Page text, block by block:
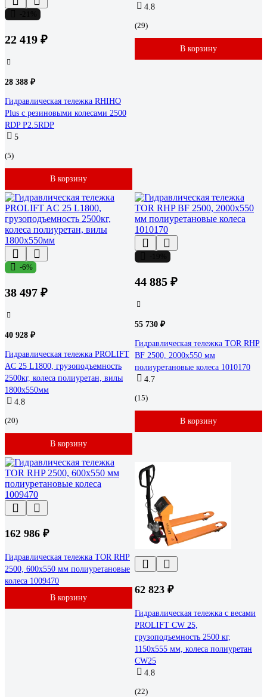
22 419 ₽
28 388 ₽
Гидравлическая тележка RHIHO
Plus с резиновыми колесами 2500
RDP P2.5RDP
5
(5)
В корзину
4.8
(29)
В корзину
-6%
38 497 ₽
40 928 ₽
Гидравлическая тележка PROLIFT
AC 25 L1800, грузоподъемность
2500кг, колеса полиуретан, вилы
1800x550мм
4.8
(20)
В корзину
44 885 ₽
55 730 ₽
Гидравлическая тележка TOR RHP
BF 2500, 2000х550 мм
полиуретановые колеса 1010170
4.7
(15)
В корзину
162 986 ₽
Гидравлическая тележка TOR RHP
2500, 600x550 мм полиуретановые
колеса 1009470
В корзину
62 823 ₽
Гидравлическая тележка с весами
PROLIFT CW 25,
грузоподъемность 2500 кг,
1150х555 мм, колеса полиуретан
CW25
4.8
(22)